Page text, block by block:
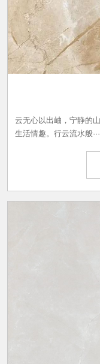
云无心以出岫，宁静的
生活情趣。行云流水般···